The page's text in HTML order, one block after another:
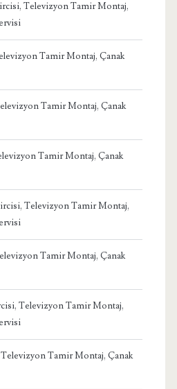
Televizyon Tamir Montaj,
Tamir Montaj, Çanak
Tamir Montaj, Çanak
Tamir Montaj, Çanak
Televizyon Tamir Montaj,
Tamir Montaj, Çanak
Televizyon Tamir Montaj,
Tamir Montaj, Çanak